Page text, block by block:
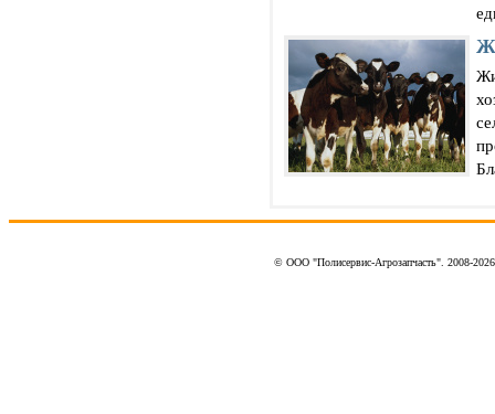
© ООО "Полисервис-Агрозапчасть". 2008-